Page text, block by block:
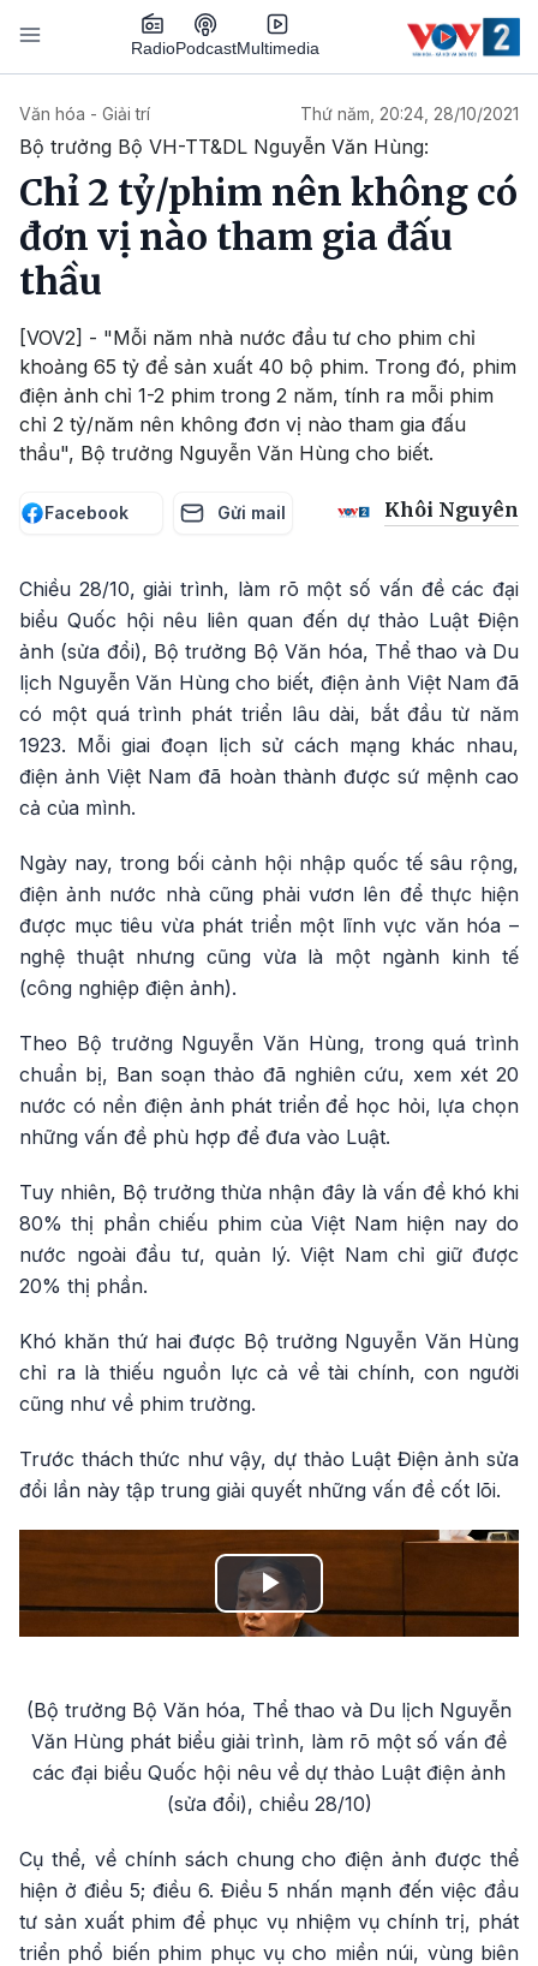
Nhảy đến nội dung
RadioPodcastMultimedia
Văn hóa - Giải trí Thứ năm, 20:24, 28/10/2021
Bộ trưởng Bộ VH-TT&DL Nguyễn Văn Hùng:
Chỉ 2 tỷ/phim nên không có
đơn vị nào tham gia đấu
thầu
[VOV2] - "Mỗi năm nhà nước đầu tư cho phim chỉ
khoảng 65 tỷ để sản xuất 40 bộ phim. Trong đó, phim
điện ảnh chỉ 1-2 phim trong 2 năm, tính ra mỗi phim
chỉ 2 tỷ/năm nên không đơn vị nào tham gia đấu
thầu", Bộ trưởng Nguyễn Văn Hùng cho biết.
Facebook Gửi mail Khôi Nguyên
Chiều 28/10, giải trình, làm rõ một số vấn đề các đại
biểu Quốc hội nêu liên quan đến dự thảo Luật Điện
ảnh (sửa đổi), Bộ trưởng Bộ Văn hóa, Thể thao và Du
lịch Nguyễn Văn Hùng cho biết, điện ảnh Việt Nam đã
có một quá trình phát triển lâu dài, bắt đầu từ năm
1923. Mỗi giai đoạn lịch sử cách mạng khác nhau,
điện ảnh Việt Nam đã hoàn thành được sứ mệnh cao
cả của mình.
Ngày nay, trong bối cảnh hội nhập quốc tế sâu rộng,
điện ảnh nước nhà cũng phải vươn lên để thực hiện
được mục tiêu vừa phát triển một lĩnh vực văn hóa –
nghệ thuật nhưng cũng vừa là một ngành kinh tế
(công nghiệp điện ảnh).
Theo Bộ trưởng Nguyễn Văn Hùng, trong quá trình
chuẩn bị, Ban soạn thảo đã nghiên cứu, xem xét 20
nước có nền điện ảnh phát triển để học hỏi, lựa chọn
những vấn đề phù hợp để đưa vào Luật.
Tuy nhiên, Bộ trưởng thừa nhận đây là vấn đề khó khi
80% thị phần chiếu phim của Việt Nam hiện nay do
nước ngoài đầu tư, quản lý. Việt Nam chỉ giữ được
20% thị phần.
Khó khăn thứ hai được Bộ trưởng Nguyễn Văn Hùng
chỉ ra là thiếu nguồn lực cả về tài chính, con người
cũng như về phim trường.
Trước thách thức như vậy, dự thảo Luật Điện ảnh sửa
đổi lần này tập trung giải quyết những vấn đề cốt lõi.
Play
(Bộ trưởng Bộ Văn hóa, Thể thao và Du lịch Nguyễn
Văn Hùng phát biểu giải trình, làm rõ một số vấn đề
các đại biểu Quốc hội nêu về dự thảo Luật điện ảnh
(sửa đổi), chiều 28/10)
Cụ thể, về chính sách chung cho điện ảnh được thể
hiện ở điều 5; điều 6. Điều 5 nhấn mạnh đến việc đầu
tư sản xuất phim để phục vụ nhiệm vụ chính trị, phát
triển phổ biến phim phục vụ cho miền núi, vùng biên